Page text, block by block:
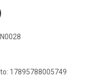
17895788005749